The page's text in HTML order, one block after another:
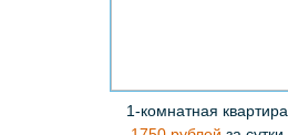
1-комнатная квартира